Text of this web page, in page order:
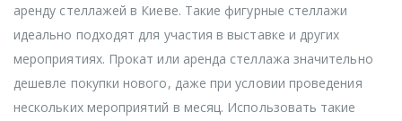
аренду стеллажей в Киеве. Такие фигурные стеллажи
идеально подходят для участия в выставке и других
мероприятиях. Прокат или аренда стеллажа значительно
дешевле покупки нового, даже при условии проведения
нескольких мероприятий в месяц. Использовать такие